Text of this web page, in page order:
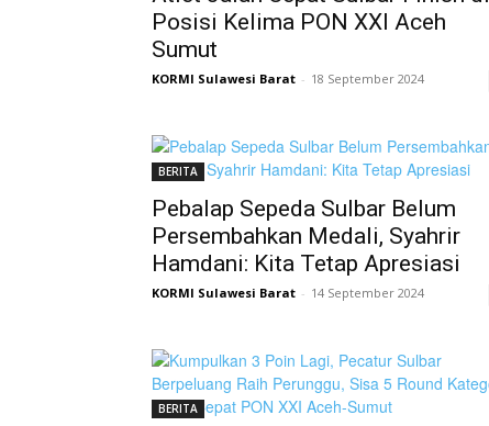
Posisi Kelima PON XXI Aceh
Sumut
KORMI Sulawesi Barat - 18 September 2024
BERITA
Pebalap Sepeda Sulbar Belum
Persembahkan Medali, Syahrir
Hamdani: Kita Tetap Apresiasi
KORMI Sulawesi Barat - 14 September 2024
BERITA